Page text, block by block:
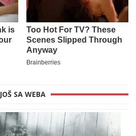
JOŠ SA WEBA